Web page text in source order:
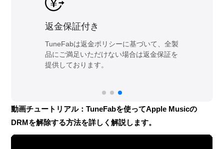
返金保証付き
TuneFabは返金ポリシーに基づいて、全製
品にご満足いただけない場合は返金保証を
提供しております。
動画チュートリアル：TuneFabを使ってApple Musicの
DRMを解除する方法を詳しく解説します。